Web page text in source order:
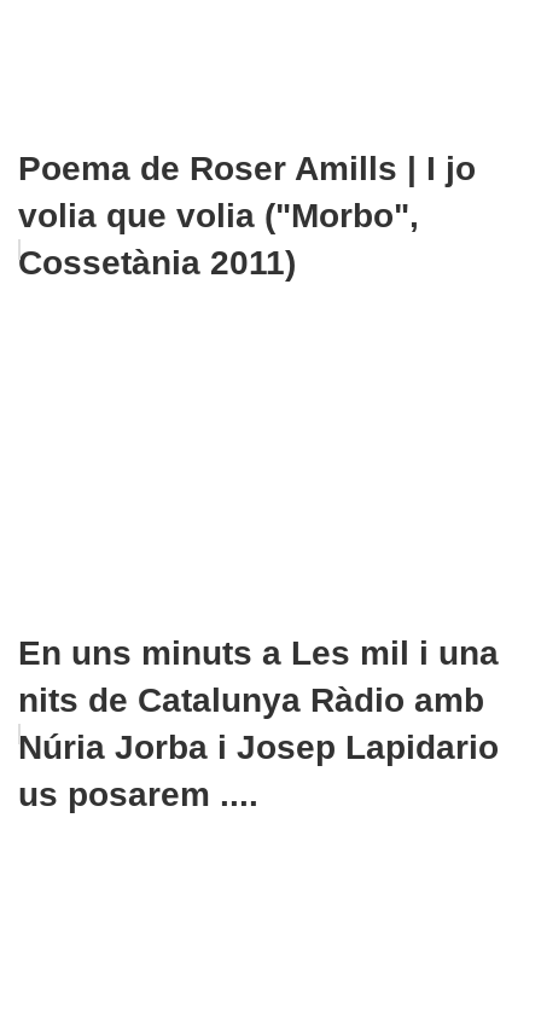
Poema de Roser Amills | I jo
volia que volia ("Morbo",
Cossetània 2011)
En uns minuts a Les mil i una
nits de Catalunya Ràdio amb
Núria Jorba i Josep Lapidario
us posarem ....